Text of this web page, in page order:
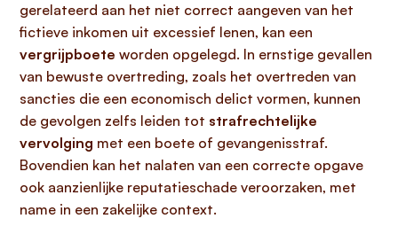
gerelateerd aan het niet correct aangeven van het
fictieve inkomen uit excessief lenen, kan een
vergrijpboete worden opgelegd. In ernstige gevallen
van bewuste overtreding, zoals het overtreden van
sancties die een economisch delict vormen, kunnen
de gevolgen zelfs leiden tot strafrechtelijke
vervolging met een boete of gevangenisstraf.
Bovendien kan het nalaten van een correcte opgave
ook aanzienlijke reputatieschade veroorzaken, met
name in een zakelijke context.